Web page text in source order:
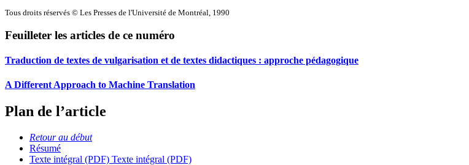
Tous droits réservés © Les Presses de l'Université de Montréal, 1990
Feuilleter les articles de ce numéro
Traduction de textes de vulgarisation et de textes didactiques : approche pédagogique
A Different Approach to Machine Translation
Plan de l’article
Retour au début
Résumé
Texte intégral (PDF) Texte intégral (PDF)